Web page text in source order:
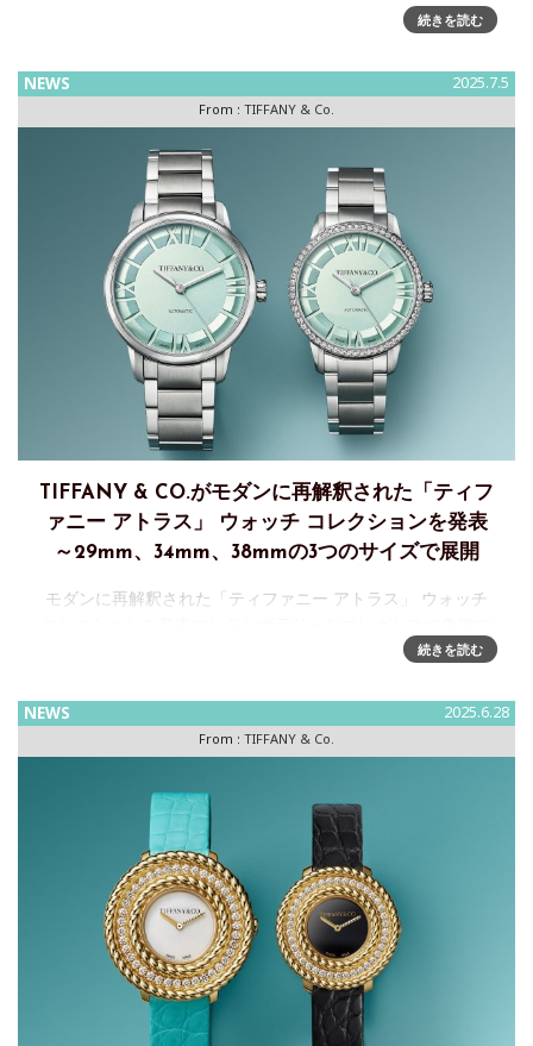
ーは、2025年7月11日、アジア最大の旗艦店「ティファニー
続きを読む
NEWS 2025.7.5
From : TIFFANY & Co.
TIFFANY & CO.がモダンに再解釈された「ティフ
ァニー アトラス」 ウォッチ コレクションを発表
～29mm、34mm、38mmの3つのサイズで展開
モダンに再解釈された「ティファニー アトラス」 ウォッチ
あるティファニー アトラス ウォッチは、1983年に誕生して
在まで連綿
続きを読む
NEWS 2025.6.28
From : TIFFANY & Co.